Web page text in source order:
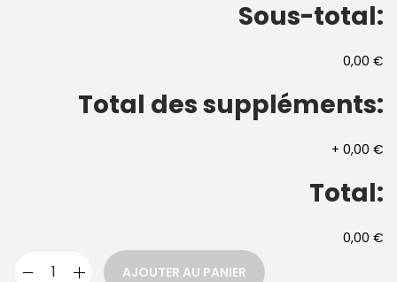
Sous-total:
0,00 €
Total des suppléments:
+ 0,00 €
Total:
0,00 €
AJOUTER AU PANIER